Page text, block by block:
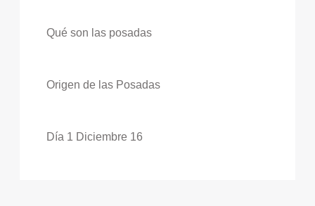
Qué son las posadas
Origen de las Posadas
Día 1 Diciembre 16